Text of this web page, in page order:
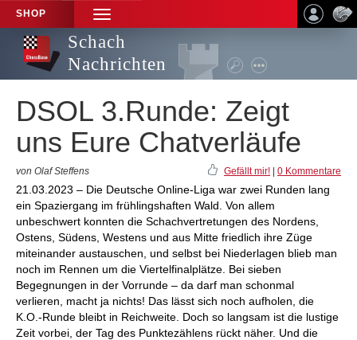
SHOP
TOGGLE
NAVIGATION
Schach
Nachrichten
DSOL 3.Runde: Zeigt
uns Eure Chatverläufe
von Olaf Steffens Gefällt mir! 0 Kommentare
21.03.2023 – Die Deutsche Online-Liga war zwei Runden lang
ein Spaziergang im frühlingshaften Wald. Von allem
unbeschwert konnten die Schachvertretungen des Nordens,
Ostens, Südens, Westens und aus Mitte friedlich ihre Züge
miteinander austauschen, und selbst bei Niederlagen blieb man
noch im Rennen um die Viertelfinalplätze. Bei sieben
Begegnungen in der Vorrunde – da darf man schonmal
verlieren, macht ja nichts! Das lässt sich noch aufholen, die
K.O.-Runde bleibt in Reichweite. Doch so langsam ist die lustige
Zeit vorbei, der Tag des Punktezählens rückt näher. Und die